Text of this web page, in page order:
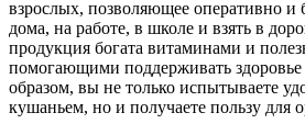
взрослых, позволяющее оперативно и
дома, на работе, в школе и взять в
продукция богата витаминами и
помогающими поддерживать
образом, вы не только испытываете
кушаньем, но и получаете пользу для